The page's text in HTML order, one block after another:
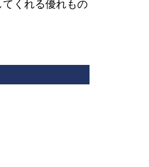
てくれる優れもの